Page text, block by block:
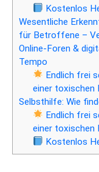
Kostenlos
Wesentliche
für Betroffene –
Online-Foren &
Tempo
Endlich frei
einer toxischen
Selbsthilfe: Wie
Endlich frei
einer toxischen
Kostenlos